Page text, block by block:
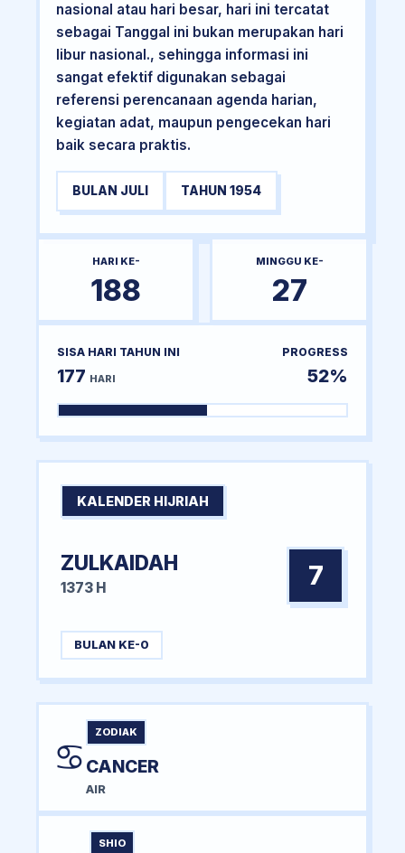
nasional atau hari besar, hari ini tercatat
sebagai Tanggal ini bukan merupakan hari
libur nasional., sehingga informasi ini
sangat efektif digunakan sebagai
referensi perencanaan agenda harian,
kegiatan adat, maupun pengecekan hari
baik secara praktis.
BULAN JULI TAHUN 1954
HARI KE-
188
MINGGU KE-
27
SISA HARI TAHUN INI
177 HARI
PROGRESS
52%
KALENDER HIJRIAH
ZULKAIDAH
1373 H 7
BULAN KE-0
♋
ZODIAK
CANCER
AIR
SHIO